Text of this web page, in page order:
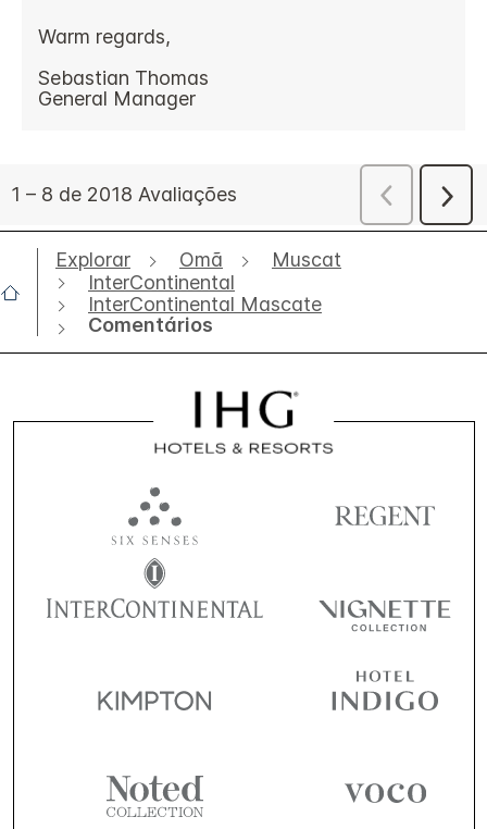
Explorar Omã
Muscat
InterContinental
InterContinental Mascate
Comentários